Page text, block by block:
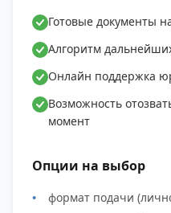
Готовые документы
Алгоритм
Онлайн поддержка
Возможность
момент
Опции на выбор
формат подачи